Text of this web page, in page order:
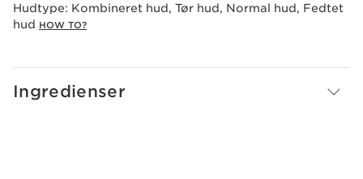
Hudtype: Kombineret hud, Tør hud, Normal hud, Fedtet
hud HOW TO?
Ingredienser